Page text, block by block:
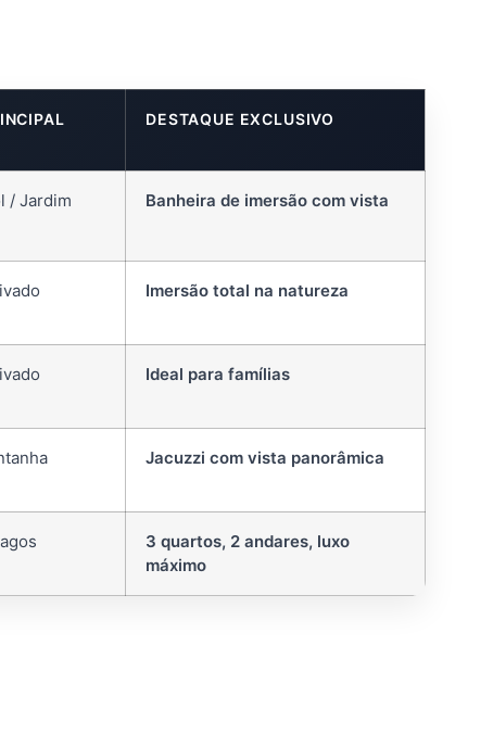
DESTAQUE EXCLUSIVO
/ Jardim Banheira de imersão com vista
Imersão total na natureza
Ideal para famílias
Jacuzzi com vista panorâmica
3 quartos, 2 andares, luxo
máximo